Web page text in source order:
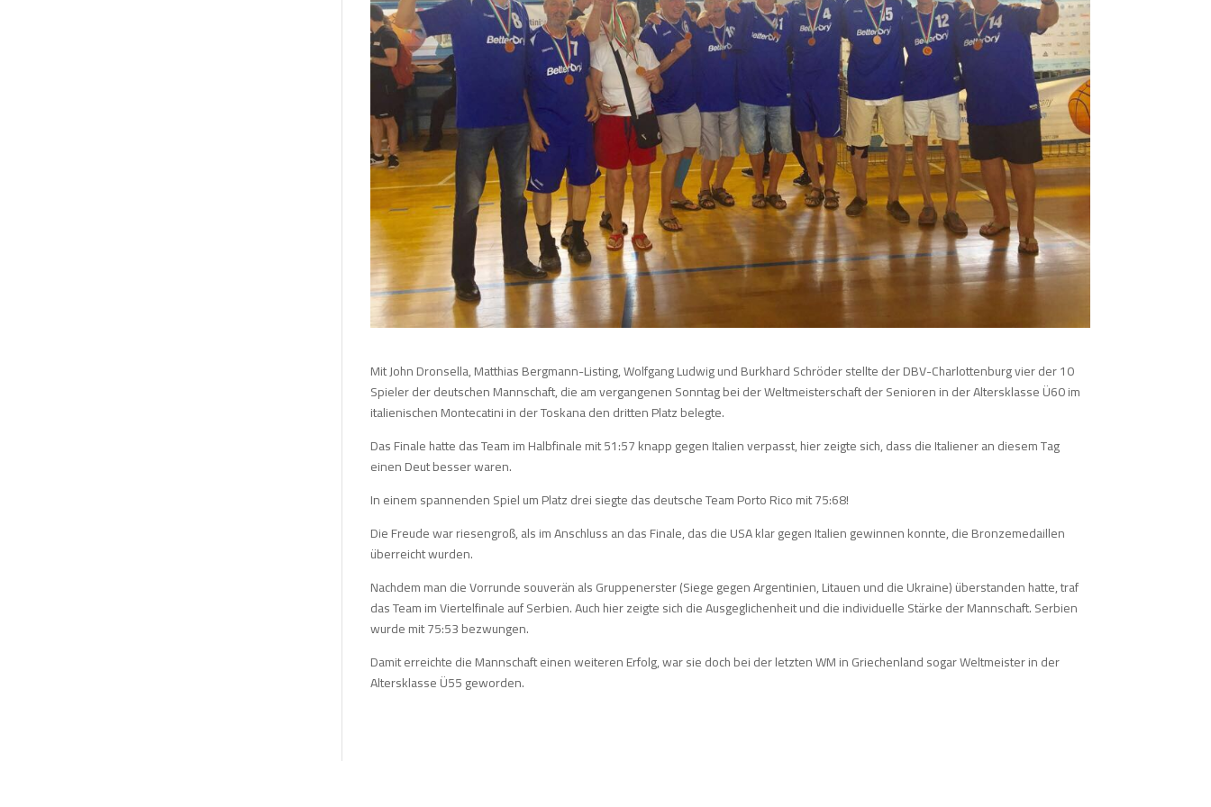
Mit John Dronsella, Matthias Bergmann-Listing, Wolfgang Ludwig und Burkhard Schröder stellte der DBV-Charlottenburg vier der 10
Spieler der deutschen Mannschaft, die am vergangenen Sonntag bei der Weltmeisterschaft der Senioren in der Altersklasse Ü60 im
italienischen Montecatini in der Toskana den dritten Platz belegte.
Das Finale hatte das Team im Halbfinale mit 51:57 knapp gegen Italien verpasst, hier zeigte sich, dass die Italiener an diesem Tag
einen Deut besser waren.
In einem spannenden Spiel um Platz drei siegte das deutsche Team Porto Rico mit 75:68!
Die Freude war riesengroß, als im Anschluss an das Finale, das die USA klar gegen Italien gewinnen konnte, die Bronzemedaillen
überreicht wurden.
Nachdem man die Vorrunde souverän als Gruppenerster (Siege gegen Argentinien, Litauen und die Ukraine) überstanden hatte, traf
das Team im Viertelfinale auf Serbien. Auch hier zeigte sich die Ausgeglichenheit und die individuelle Stärke der Mannschaft. Serbien
wurde mit 75:53 bezwungen.
Damit erreichte die Mannschaft einen weiteren Erfolg, war sie doch bei der letzten WM in Griechenland sogar Weltmeister in der
Altersklasse Ü55 geworden.